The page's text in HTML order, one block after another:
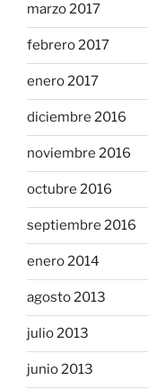
marzo 2017
febrero 2017
enero 2017
diciembre 2016
noviembre 2016
octubre 2016
septiembre 2016
enero 2014
agosto 2013
julio 2013
junio 2013